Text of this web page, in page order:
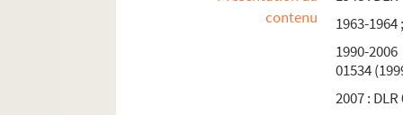
contenu
1963-1964
1990-
01534
2007 :